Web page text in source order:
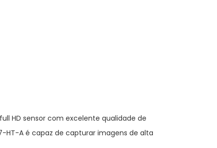
HD sensor com excelente qualidade de
HT-A é capaz de capturar imagens de alta